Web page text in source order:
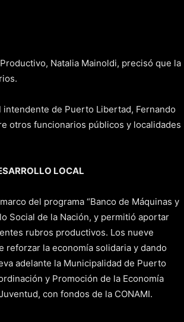
Natalia Mainoldi, precisó que la
de Puerto Libertad, Fernando
otros funcionarios públicos y localidades
LOCAL
del programa “Banco de Máquinas y
Social de la Nación, y permitió aportar
rubros productivos. Los nueve
la economía solidaria y dando
adelante la Municipalidad de Puerto
y Promoción de la Economía
con fondos de la CONAMI.